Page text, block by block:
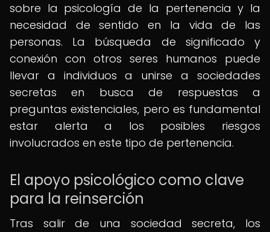
sobre la psicología de la pertenencia y la
necesidad de sentido en la vida de las
personas. La búsqueda de significado y
conexión con otros seres humanos puede
llevar a individuos a unirse a sociedades
secretas en busca de respuestas a
preguntas existenciales, pero es fundamental
estar alerta a los posibles riesgos
involucrados en este tipo de pertenencia.
El apoyo psicológico como clave
para la reinserción
Tras salir de una sociedad secreta, los